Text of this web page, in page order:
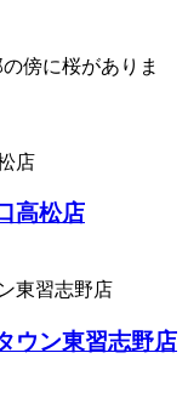
傍に桜がありま
高松店
ウン東習志野店